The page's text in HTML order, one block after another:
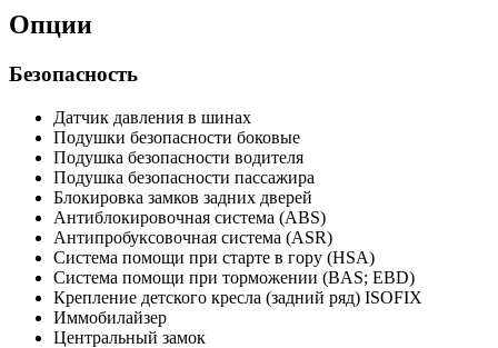
Опции
Безопасность
Датчик давления в шинах
Подушки безопасности боковые
Подушка безопасности водителя
Подушка безопасности пассажира
Блокировка замков задних дверей
Антиблокировочная система (ABS)
Антипробуксовочная система (ASR)
Система помощи при старте в гору (HSA)
Система помощи при торможении (BAS; EBD)
Крепление детского кресла (задний ряд) ISOFIX
Иммобилайзер
Центральный замок